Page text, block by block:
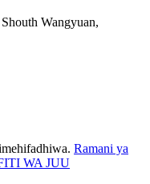
Wangyuan,
Ramani ya
WA JUU